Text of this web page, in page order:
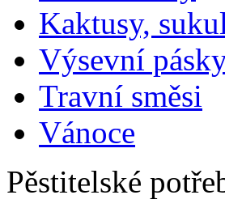
Kaktusy,
Výsevní
Travní směsi
Vánoce
Pěstitelské